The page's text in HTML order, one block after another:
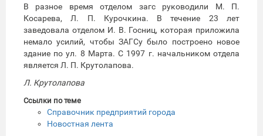
В разное время отделом загс руководили М. П.
Косарева, Л. П. Курочкина. В течение 23 лет
заведовала отделом И. В. Госниц, которая приложила
немало усилий, чтобы ЗАГСу было построено новое
здание по ул. 8 Марта. С 1997 г. начальником отдела
является Л. П. Крутолапова.
Л. Крутолапова
Ссылки по теме
Справочник предприятий города
Новостная лента